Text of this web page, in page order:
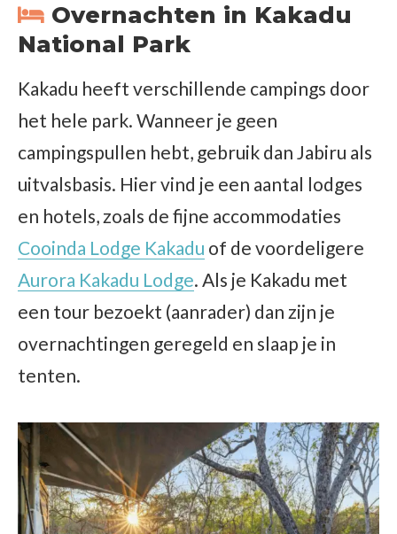
Overnachten in Kakadu
National Park
Kakadu heeft verschillende campings door
het hele park. Wanneer je geen
campingspullen hebt, gebruik dan Jabiru als
uitvalsbasis. Hier vind je een aantal lodges
en hotels, zoals de fijne accommodaties
Cooinda Lodge Kakadu of de voordeligere
Aurora Kakadu Lodge. Als je Kakadu met
een tour bezoekt (aanrader) dan zijn je
overnachtingen geregeld en slaap je in
tenten.